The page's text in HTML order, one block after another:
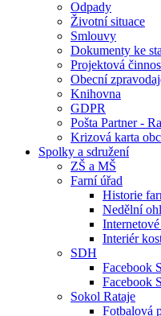
Odpady
Životní situace
Smlouvy
Dokumenty ke
Projektová
Obecní
Knihovna
GDPR
Pošta Partner -
Krizová karta
Spolky a sdružení
ZŠ a MŠ
Farní úřad
Historie
Nedělní
Interiér
SDH
Facebook
Facebook
Sokol Rataje
Fotbalová